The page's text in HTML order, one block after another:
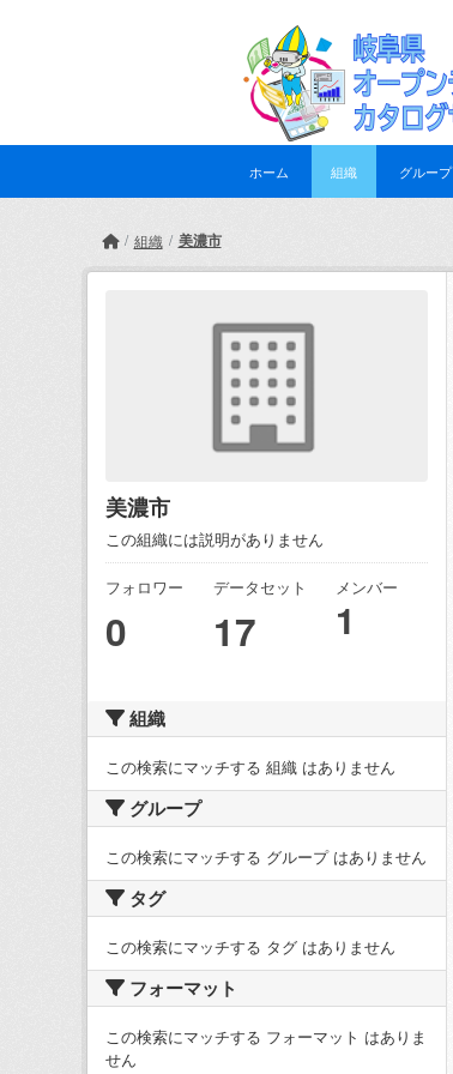
ホーム 組織 グループ
組織 美濃市
美濃市
この組織には説明がありません
フォロワー
0
データセット
17
メンバー
1
組織
この検索にマッチする 組織 はありません
グループ
この検索にマッチする グループ はありません
タグ
この検索にマッチする タグ はありません
フォーマット
この検索にマッチする フォーマット はありま
せん